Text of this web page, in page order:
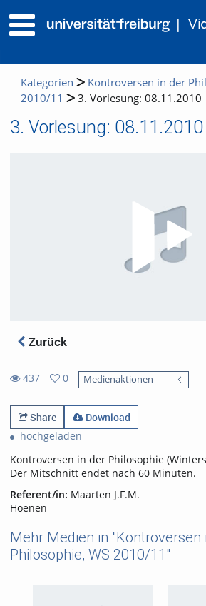
Kategorien
Kontroversen in der
2010/11
3. Vorlesung: 08.11.2010
3. Vorlesung: 08.11.2010
Zurück
437
views
0
favorites
Medienaktionen
Share
Download
hochgeladen
Kontroversen in der Philosophie
Der Mitschnitt endet nach 60 Minuten.
Referent/in: Maarten J.F.M.
Hoenen
Mehr Medien in "Kontroversen
Philosophie, WS 2010/11"